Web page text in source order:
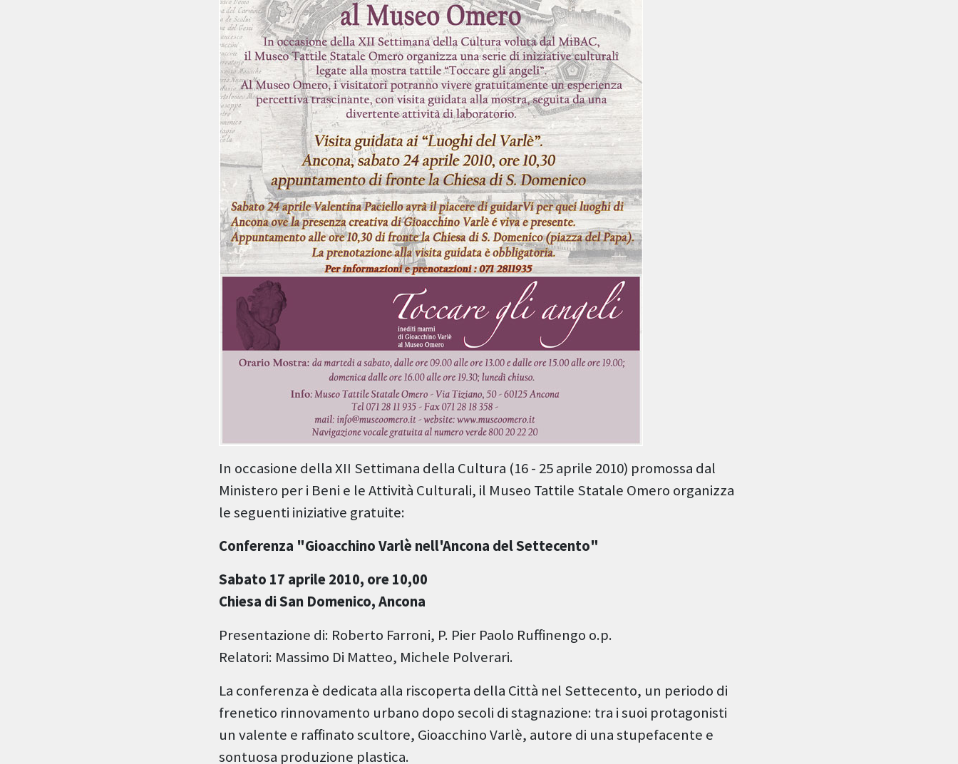
In occasione della XII Settimana della Cultura (16 - 25 aprile 2010) promossa dal
Ministero per i Beni e le Attività Culturali, il Museo Tattile Statale Omero organizza
le seguenti iniziative gratuite:
Conferenza "Gioacchino Varlè nell'Ancona del Settecento"
Sabato 17 aprile 2010, ore 10,00
Chiesa di San Domenico, Ancona
Presentazione di: Roberto Farroni, P. Pier Paolo Ruffinengo o.p.
Relatori: Massimo Di Matteo, Michele Polverari.
La conferenza è dedicata alla riscoperta della Città nel Settecento, un periodo di
frenetico rinnovamento urbano dopo secoli di stagnazione: tra i suoi protagonisti
un valente e raffinato scultore, Gioacchino Varlè, autore di una stupefacente e
sontuosa produzione plastica.